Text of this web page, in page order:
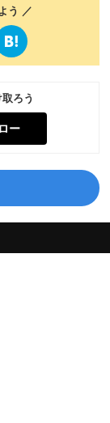
う ／
ろう
ー